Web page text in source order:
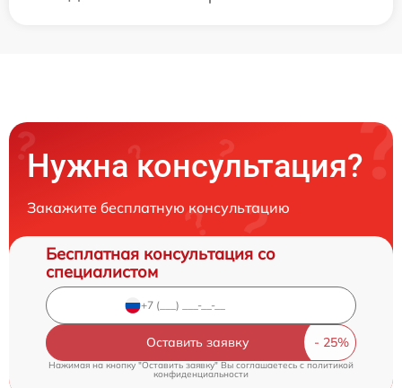
Нужна консультация?
Закажите бесплатную консультацию
Бесплатная консультация со
специалистом
Оставить заявку
Нажимая на кнопку "Оставить заявку" Вы соглашаетесь cполитикой
конфиденциальности